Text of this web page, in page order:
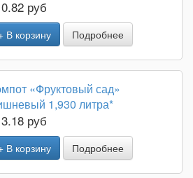
руб
В корзину Подробнее
«Фруктовый сад»
1,930 литра*
руб
В корзину Подробнее